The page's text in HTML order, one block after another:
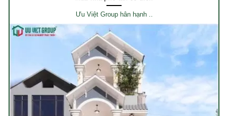
Ưu Việt Group hân hạnh ..